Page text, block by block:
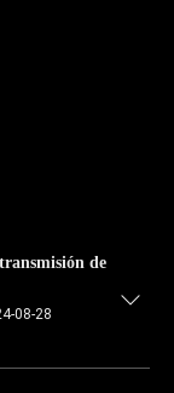
de
08-28